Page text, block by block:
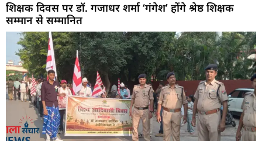
शिक्षक दिवस पर डॉ. गजाधर शर्मा ‘गंगेश’ होंगे श्रेष्ठ शिक्षक
सम्मान से सम्मानित